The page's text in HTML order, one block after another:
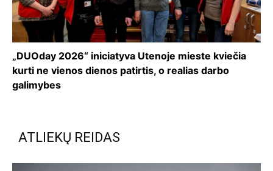
„DUOday 2026“ iniciatyva Utenoje mieste kviečia
kurti ne vienos dienos patirtis, o realias darbo
galimybes
ATLIEKŲ REIDAS